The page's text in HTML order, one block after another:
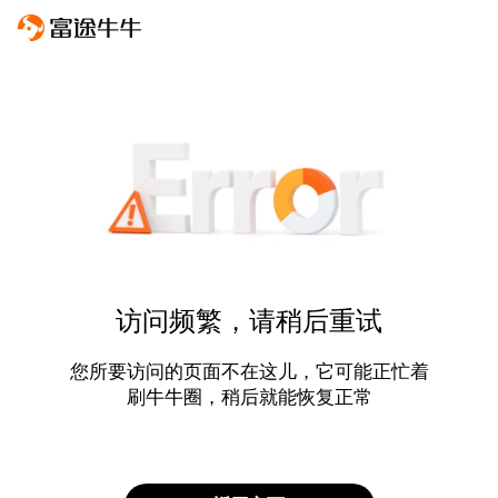
访问频繁，请稍后重试
您所要访问的页面不在这儿，它可能正忙着
刷牛牛圈，稍后就能恢复正常